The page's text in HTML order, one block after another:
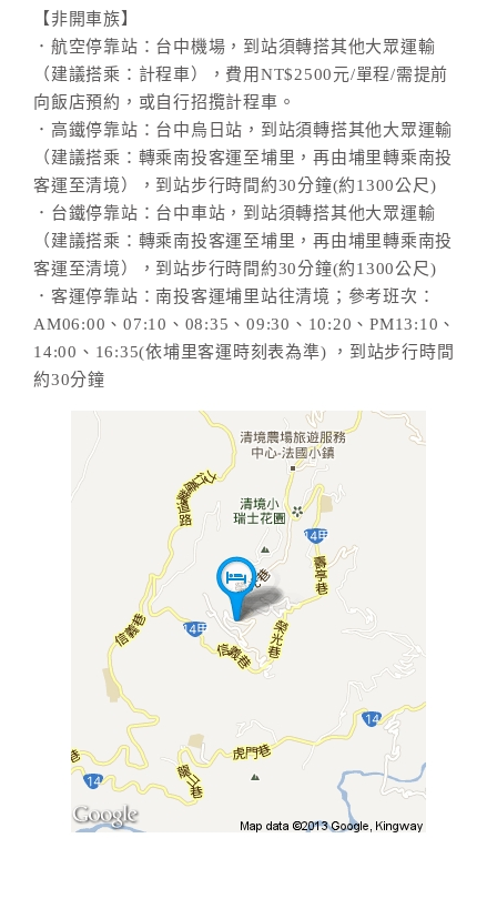
【非開車族】
．航空停靠站：台中機場，到站須轉搭其他大眾運輸
（建議搭乘：計程車），費用NT$2500元/單程/需提前
向飯店預約，或自行招攬計程車。
．高鐵停靠站：台中烏日站，到站須轉搭其他大眾運輸
（建議搭乘：轉乘南投客運至埔里，再由埔里轉乘南投
客運至清境），到站步行時間約30分鐘(約1300公尺)
．台鐵停靠站：台中車站，到站須轉搭其他大眾運輸
（建議搭乘：轉乘南投客運至埔里，再由埔里轉乘南投
客運至清境），到站步行時間約30分鐘(約1300公尺)
．客運停靠站：南投客運埔里站往清境；參考班次：
AM06:00、07:10、08:35、09:30、10:20、PM13:10、
14:00、16:35(依埔里客運時刻表為準) ，到站步行時間
約30分鐘